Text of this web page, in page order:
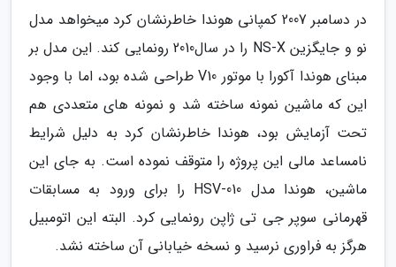
در دسامبر 2007 کمپانی هوندا خاطرنشان کرد میخواهد مدل
نو و جایگزین NS-X را در سال2010 رونمایی کند. این مدل بر
مبنای هوندا آکورا با موتور V10 طراحی شده بود، اما با وجود
این که ماشین نمونه ساخته شد و نمونه های متعددی هم
تحت آزمایش بود، هوندا خاطرنشان کرد به دلیل شرایط
نامساعد مالی این پروژه را متوقف نموده است. به جای این
ماشین، هوندا مدل HSV-010 را برای ورود به مسابقات
قهرمانی سوپر جی تی ژاپن رونمایی کرد. البته این اتومبیل
هرگز به فراوری نرسید و نسخه خیابانی آن ساخته نشد.